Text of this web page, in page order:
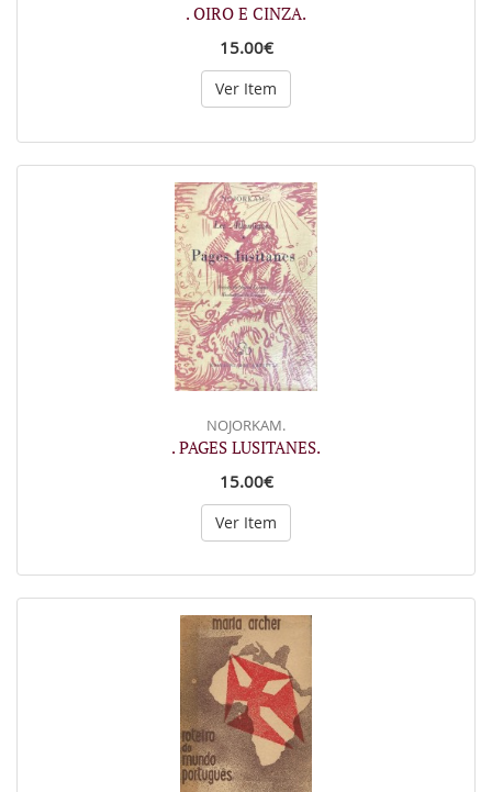
. OIRO E CINZA.
15.00€
Ver Item
NOJORKAM.
. PAGES LUSITANES.
15.00€
Ver Item